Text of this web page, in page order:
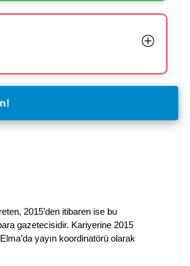
2015’den itibaren ise bu
gazetecisidir. Kariyerine 2015
yayın koordinatörü olarak